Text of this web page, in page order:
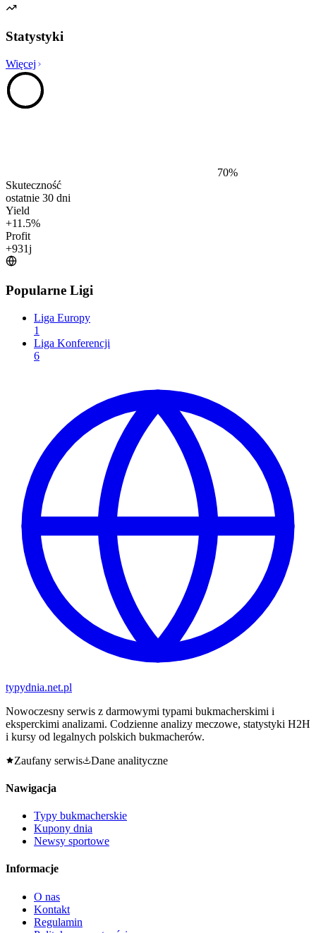
Statystyki
Więcej
70%
Skuteczność
ostatnie 30 dni
Yield
+11.5%
Profit
+931j
Popularne Ligi
Liga Europy
1
Liga Konferencji
6
typydnia.net.pl
Nowoczesny serwis z darmowymi typami bukmacherskimi i
eksperckimi analizami. Codzienne analizy meczowe, statystyki H2H
i kursy od legalnych polskich bukmacherów.
Zaufany serwis
Dane analityczne
Nawigacja
Typy bukmacherskie
Kupony dnia
Newsy sportowe
Informacje
O nas
Kontakt
Regulamin